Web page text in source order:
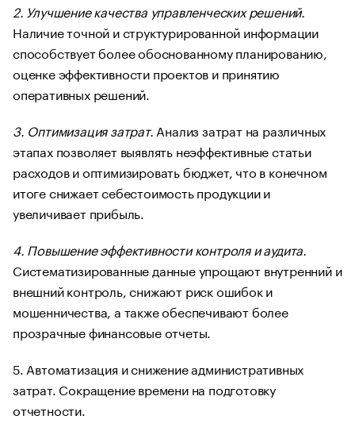
2. Улучшение качества управленческих решений.
Наличие точной и структурированной информации
способствует более обоснованному планированию,
оценке эффективности проектов и принятию
оперативных решений.
3. Оптимизация затрат. Анализ затрат на различных
этапах позволяет выявлять неэффективные статьи
расходов и оптимизировать бюджет, что в конечном
итоге снижает себестоимость продукции и
увеличивает прибыль.
4. Повышение эффективности контроля и аудита.
Систематизированные данные упрощают внутренний и
внешний контроль, снижают риск ошибок и
мошенничества, а также обеспечивают более
прозрачные финансовые отчеты.
5. Автоматизация и снижение административных
затрат. Сокращение времени на подготовку
отчетности.